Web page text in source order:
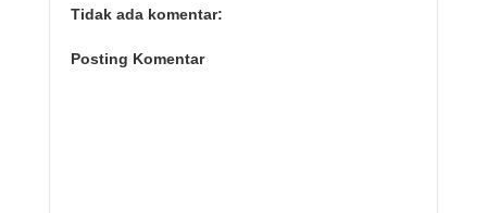
Tidak ada komentar:
Posting Komentar